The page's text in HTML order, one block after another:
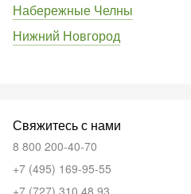
Набережные Челны
Нижний Новгород
Свяжитесь с нами
8 800 200-40-70
+7 (495) 169-95-55
+7 (727) 310 48 93